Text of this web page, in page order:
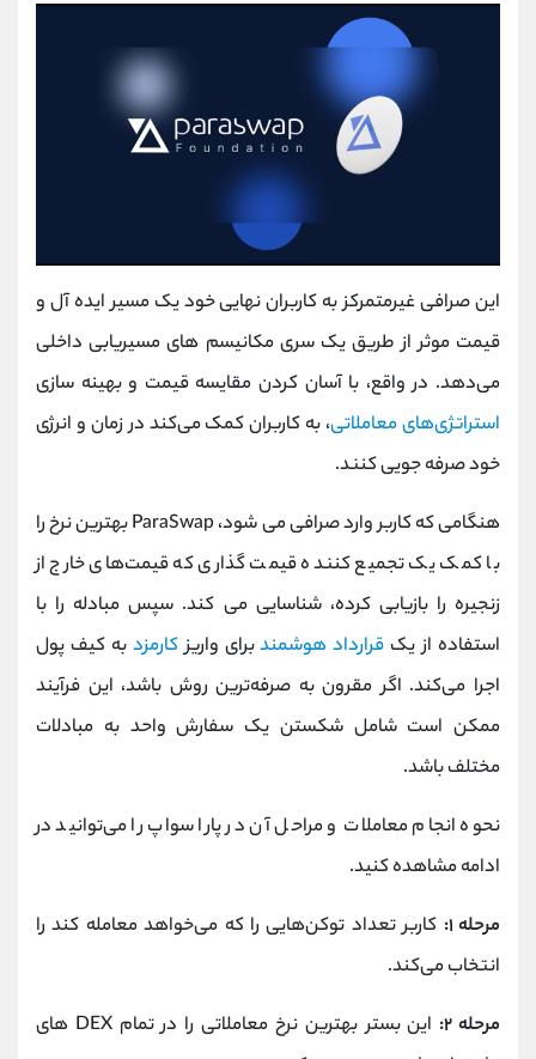
این صرافی غیرمتمرکز به کاربران نهایی خود یک مسیر ایده‌ آل و
قیمت موثر از طریق یک سری مکانیسم‌ های مسیریابی داخلی
می‌دهد. در واقع، با آسان کردن مقایسه قیمت و بهینه سازی
استراتژی‌های معاملاتی، به کاربران کمک می‌کند در زمان و انرژی
خود صرفه جویی کنند.
هنگامی که کاربر وارد صرافی می شود، ParaSwap بهترین نرخ را
با کمک یک تجمیع کننده قیمت گذاری که قیمت‌های خارج از
زنجیره را بازیابی کرده، شناسایی می‌ کند. سپس مبادله را با
استفاده از یک قرارداد هوشمندبرای واریزکارمزد به کیف پول
اجرا می‌کند. اگر مقرون به صرفه‌ترین روش باشد، این فرآیند
ممکن است شامل شکستن یک سفارش واحد به مبادلات
مختلف باشد.
نحوه انجام معاملات و مراحل آن در پارا سواپ را می‌توانید در
ادامه مشاهده کنید.
مرحله ۱:
کاربر تعداد توکن‌هایی را که می‌خواهد معامله کند را
انتخاب می‌کند.
مرحله ۲:
این بستر بهترین نرخ معاملاتی را در تمام DEX های